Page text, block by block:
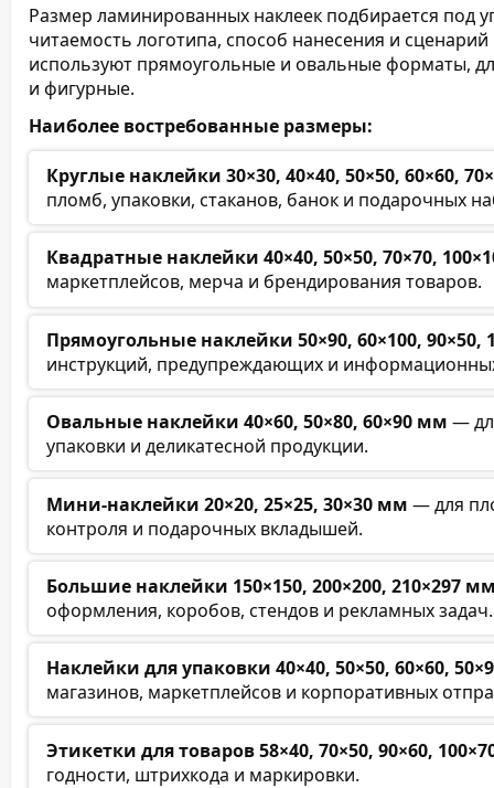
Размер ламинированных наклеек подбирается под
читаемость логотипа, способ нанесения и
используют прямоугольные и овальные форматы,
и фигурные.
Наиболее востребованные размеры:
Круглые наклейки 30×30, 40×40, 50×50, 60×60,
пломб, упаковки, стаканов, банок и подарочных
Квадратные наклейки 40×40, 50×50, 70×70,
маркетплейсов, мерча и брендирования товаров.
Прямоугольные наклейки 50×90, 60×100, 90×50,
инструкций, предупреждающих и
Овальные наклейки 40×60, 50×80, 60×90 мм —
упаковки и деликатесной продукции.
Мини-наклейки 20×20, 25×25, 30×30 мм — для
контроля и подарочных вкладышей.
Большие наклейки 150×150, 200×200, 210×297
оформления, коробов, стендов и рекламных задач.
Наклейки для упаковки 40×40, 50×50, 60×60,
магазинов, маркетплейсов и корпоративных
Этикетки для товаров 58×40, 70×50, 90×60,
годности, штрихкода и маркировки.